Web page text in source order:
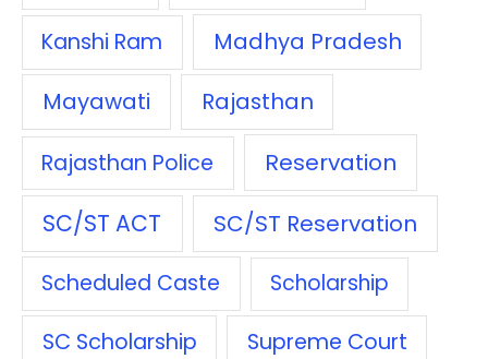
Kanshi Ram
Madhya Pradesh
Mayawati
Rajasthan
Rajasthan Police Reservation
SC/ST ACT SC/ST Reservation
Scheduled Caste Scholarship
SC Scholarship Supreme Court